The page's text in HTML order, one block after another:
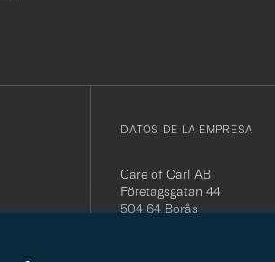
DATOS DE LA EMPRESA
Care of Carl AB
Företagsgatan 44
504 64 Borås